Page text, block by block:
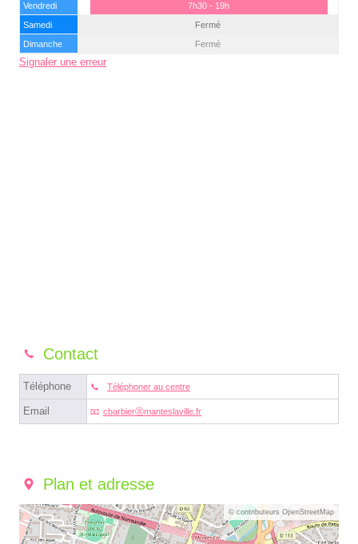
Vendredi
7h30 - 19h
Samedi
Fermé
Dimanche
Fermé
Signaler une erreur
Contact
Téléphone Téléphoner au centre
Email cbarbierⓐmanteslaville.fr
Plan et adresse
© contributeurs OpenStreetMap